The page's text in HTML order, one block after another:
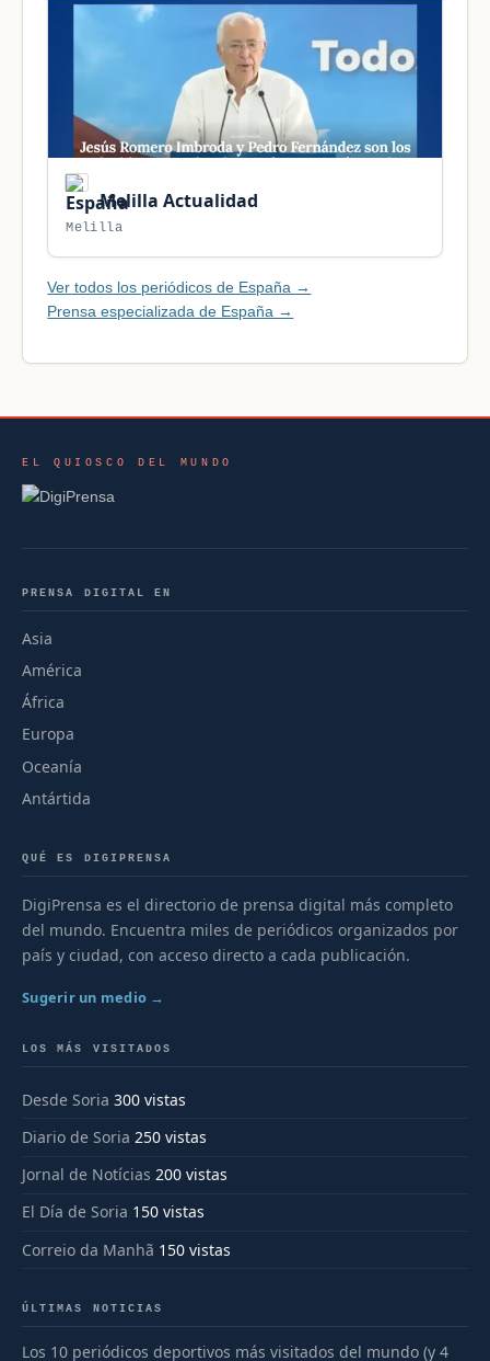
Melilla Actualidad
Melilla
Ver todos los periódicos de España →
Prensa especializada de España →
EL QUIOSCO DEL MUNDO
PRENSA DIGITAL EN
Asia
América
África
Europa
Oceanía
Antártida
QUÉ ES DIGIPRENSA
DigiPrensa es el directorio de prensa digital más completo
del mundo. Encuentra miles de periódicos organizados por
país y ciudad, con acceso directo a cada publicación.
Sugerir un medio →
LOS MÁS VISITADOS
Desde Soria 300 vistas
Diario de Soria 250 vistas
Jornal de Notícias 200 vistas
El Día de Soria 150 vistas
Correio da Manhã 150 vistas
ÚLTIMAS NOTICIAS
Los 10 periódicos deportivos más visitados del mundo (y 4